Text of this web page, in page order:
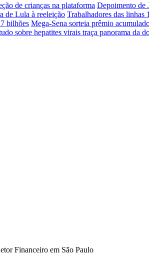
de crianças na plataforma Depoimento de
de Lula à reeleição Trabalhadores das linhas
bilhões Mega-Sena sorteia prêmio
sobre hepatites virais traça panorama da